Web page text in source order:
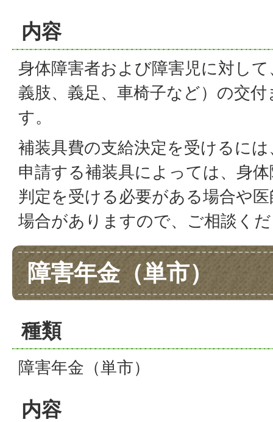
内容
身体障害者および障害児に対し
義肢、義足、車椅子など）の交
す。
補装具費の支給決定を受けるに
申請する補装具によっては、身
判定を受ける必要がある場合や
場合がありますので、ご相談く
障害年金（単市）
種類
障害年金（単市）
内容